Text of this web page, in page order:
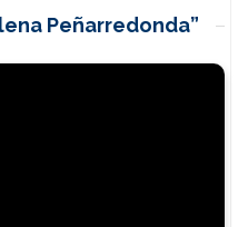
Peñarredonda”